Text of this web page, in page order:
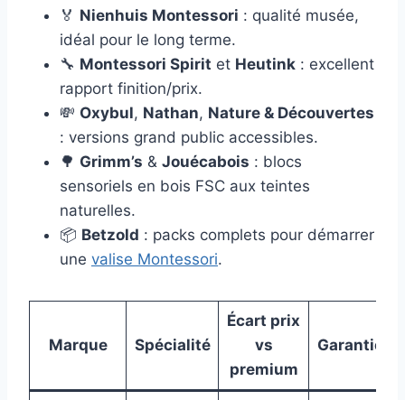
🏅 Nienhuis Montessori : qualité musée,
idéal pour le long terme.
🔧 Montessori Spirit et Heutink : excellent
rapport finition/prix.
💸 Oxybul, Nathan, Nature & Découvertes
: versions grand public accessibles.
🌳 Grimm’s & Jouécabois : blocs
sensoriels en bois FSC aux teintes
naturelles.
📦 Betzold : packs complets pour démarrer
une valise Montessori.
Marque Spécialité
Écart prix
vs
premium
Garantie